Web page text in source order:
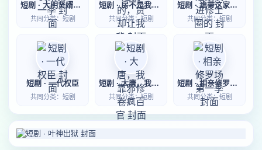
短剧 · 大明贤婿第一季
共同分类：短剧
短剧 · 房不是我的，贷却让我背
共同分类：短剧
短剧 · 谁带这家伙进修士圈的
共同分类：短剧
短剧 · 一代权臣
共同分类：短剧
短剧 · 大唐，我靠邪修卷疯百官
共同分类：短剧
短剧 · 相亲修罗场第一季
共同分类：短剧